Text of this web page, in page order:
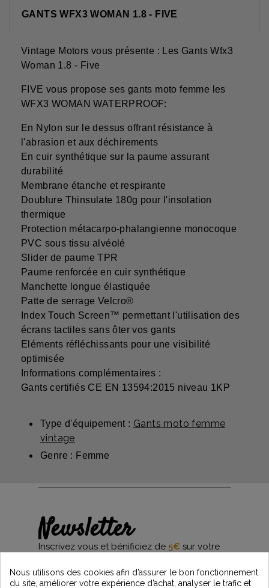
GANTS WFX3 WOMAN 1.8 - FIVE
Vintage Motors vous présente : Les Gants Wfx3
Woman 1.8 - Five
FIVE vous propose ses gants moto femme les
WFX3 WOMAN WATERPROOF:
En Nylon sur le dessus offrant résistance à
l'abrasion et aux déchirements
En cuir synthétique sur la paume assurant
durabilité
Membrane étanche et respirante
Doublure Thinsulate 180g pour l'insolation
thermique
Protection métacarpo-phalangienne monocoque
PVC sous tissu alvéolé
Slider de paume TPR
Paume renforcée en cuir synthétique
Manchette longue élastiquée
Patte de serrage Velcro®
Index Touch Screen™ permettant l'utilisation des
écrans tactiles sans ôter vos gants
Eléments réfléchissants pour une visibilité
optimisée
Informations complémentaires :
Gants certifiés CE EN 13594:2015 niveau 1KP
Type d'équipement : Gants moto femme
vintage
Genre : Femme
Newsletter
Inscrivez vous et bénificiez de 5€ sur votre
et restez informés des dernières nouveautés
Vintage Motors
Nous utilisons des cookies afin d’assurer le bon fonctionnement
du site, améliorer votre expérience d’achat, analyser le trafic et